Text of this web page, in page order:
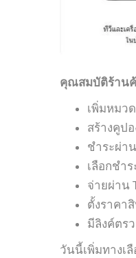
คุณสมบัติร้าน
เพิ่มหมว
สร้างคูป
ชำระผ่า
เลือกชำ
จ่ายผ่าน
ตั้งราคา
มีลิงค์ตร
วันนี้เพิ่มทางเ